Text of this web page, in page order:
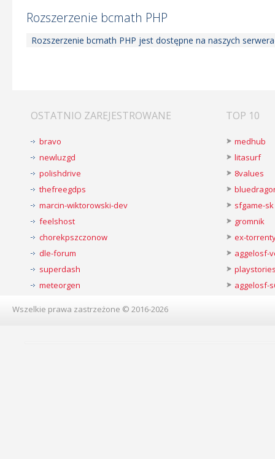
Rozszerzenie bcmath PHP
Rozszerzenie bcmath PHP jest dostępne na naszych
OSTATNIO ZAREJESTROWANE
bravo
newluzgd
polishdrive
thefreegdps
marcin-wiktorowski-dev
feelshost
chorekpszczonow
dle-forum
superdash
meteorgen
TOP 10
medhub
litasurf
8values
sfgame-sk
gromnik
ex-
aggelosf-
aggelosf-
Wszelkie prawa zastrzeżone © 2016-2026